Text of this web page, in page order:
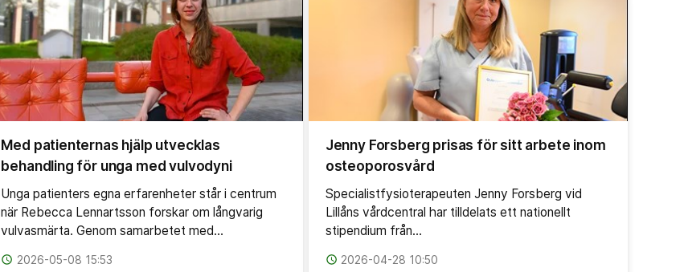
Med patienternas hjälp utvecklas
behandling för unga med vulvodyni
Unga patienters egna erfarenheter står i centrum
när Rebecca Lennartsson forskar om långvarig
vulvasmärta. Genom samarbetet med…
access_time 2026-05-08 15:53
Jenny Forsberg prisas för sitt arbete inom
osteoporosvård
Specialistfysioterapeuten Jenny Forsberg vid
Lillåns vårdcentral har tilldelats ett nationellt
stipendium från…
access_time 2026-04-28 10:50